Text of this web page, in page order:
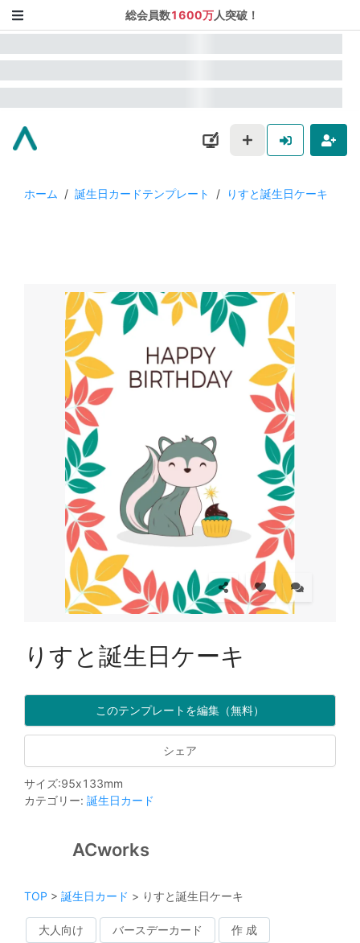
総会員数1600万人突破！
ホーム / 誕生日カードテンプレート / りすと誕生日ケーキ
りすと誕生日ケーキ
このテンプレートを編集（無料）
シェア
サイズ:95x133mm
カテゴリー: 誕生日カード
ACworks
TOP > 誕生日カード > りすと誕生日ケーキ
大人向け バースデーカード 作 成